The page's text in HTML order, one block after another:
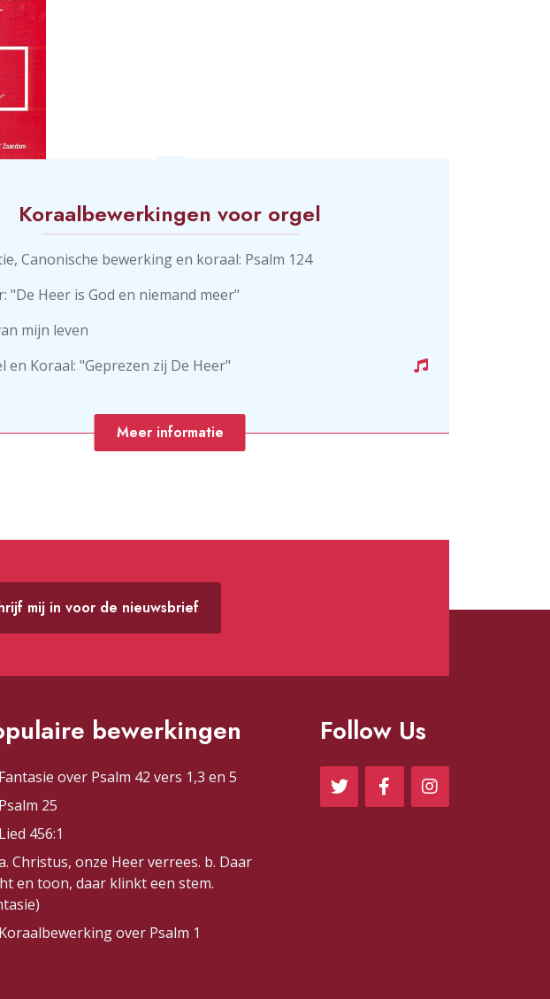
Koraalbewerkingen voor orgel
Canonische bewerking en koraal: Psalm 124
"De Heer is God en niemand meer"
mijn leven
en Koraal: "Geprezen zij De Heer"
Meer informatie
mij in voor de nieuwsbrief
bewerkingen
Fantasie over Psalm 42 vers 1,3 en 5
Psalm 25
Lied 456:1
Christus, onze Heer verrees. b. Daar
en toon, daar klinkt een stem.
Koraalbewerking over Psalm 1
Follow Us